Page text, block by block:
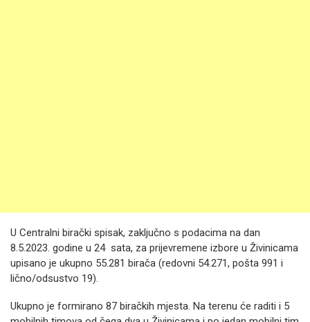
U Centralni birački spisak, zaključno s podacima na dan
8.5.2023. godine u 24 sata, za prijevremene izbore u Živinicama
upisano je ukupno 55.281 birača (redovni 54.271, pošta 991 i
lično/odsustvo 19).
Ukupno je formirano 87 biračkih mjesta. Na terenu će raditi i 5